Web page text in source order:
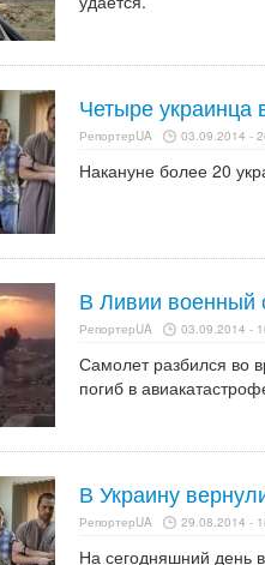
Четыре украинца
РепортерUA 03.09.2014 -
Накануне более 20
В Ливии военный
РепортерUA 03.09.2014 -
Самолет разбился во
погиб в
В Украину
РепортерUA 29.08.2014 -
На сегодняшний день